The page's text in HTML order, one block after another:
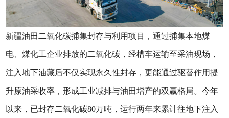
新疆油田二氧化碳捕集封存与利用项目，通过捕集本地煤
电、煤化工企业排放的二氧化碳，经槽车运输至采油现场，
注入地下油藏后不仅实现永久性封存，更能通过驱替作用提
升原油采收率，形成工业减排与油田增产的双赢格局。今年
以来，已封存二氧化碳80万吨，运行两年来累计往地下注入